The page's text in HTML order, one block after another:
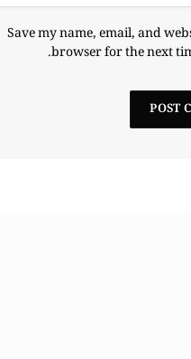
Save my name, email, and
browser for the next